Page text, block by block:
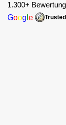
1.300+
Goog e